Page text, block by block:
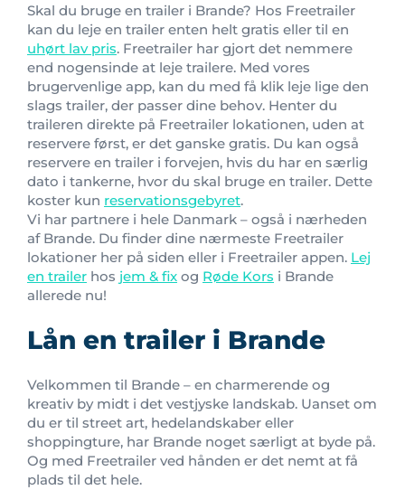
Skal du bruge en trailer i Brande? Hos Freetrailer
kan du leje en trailer enten helt gratis eller til en
uhørt lav pris. Freetrailer har gjort det nemmere
end nogensinde at leje trailere. Med vores
brugervenlige app, kan du med få klik leje lige den
slags trailer, der passer dine behov. Henter du
traileren direkte på Freetrailer lokationen, uden at
reservere først, er det ganske gratis. Du kan også
reservere en trailer i forvejen, hvis du har en særlig
dato i tankerne, hvor du skal bruge en trailer. Dette
koster kun reservationsgebyret.
Vi har partnere i hele Danmark – også i nærheden
af Brande. Du finder dine nærmeste Freetrailer
lokationer her på siden eller i Freetrailer appen. Lej
en trailer hos jem & fix og Røde Kors i Brande
allerede nu!
Lån en trailer i Brande
Velkommen til Brande – en charmerende og
kreativ by midt i det vestjyske landskab. Uanset om
du er til street art, hedelandskaber eller
shoppingture, har Brande noget særligt at byde på.
Og med Freetrailer ved hånden er det nemt at få
plads til det hele.